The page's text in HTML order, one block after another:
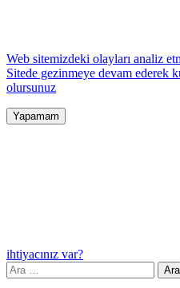
Web sitemizdeki olayları analiz
Sitede gezinmeye devam ederek
olursunuz
Yapamam
ihtiyacınız var?
Arama: